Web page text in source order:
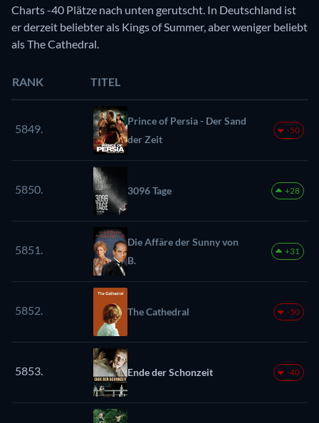
Charts -40 Plätze nach unten gerutscht. In Deutschland ist
er derzeit beliebter als Kings of Summer, aber weniger beliebt
als The Cathedral.
RANK TITEL
5849.
Prince of Persia - Der Sand
der Zeit
-50
5850. 3096 Tage +28
5851.
Die Affäre der Sunny von
B.
+31
5852. The Cathedral -50
5853. Ende der Schonzeit -40